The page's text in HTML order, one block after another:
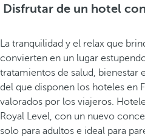
Disfrutar de un hotel
La tranquilidad y el relax que
convierten en un lugar
tratamientos de salud, bienestar
del que disponen los hoteles en
valorados por los viajeros.
Royal Level, con un nuevo
solo para adultos e ideal para